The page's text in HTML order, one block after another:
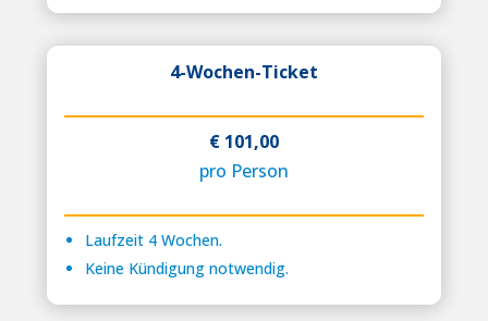
4-Wochen-Ticket
€ 101,00
pro Person
Laufzeit 4 Wochen.
Keine Kündigung notwendig.